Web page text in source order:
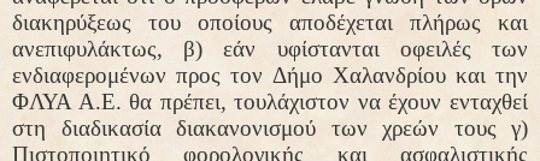
διακηρύξεως του οποίους αποδέχεται πλήρως και
ανεπιφυλάκτως, β) εάν υφίστανται οφειλές των
ενδιαφερομένων προς τον Δήμο Χαλανδρίου και την
ΦΛΥΑ Α.Ε. θα πρέπει, τουλάχιστον να έχουν ενταχθεί
στη διαδικασία διακανονισμού των χρεών τους γ)
Πιστοποιητικό φορολογικής και ασφαλιστικής